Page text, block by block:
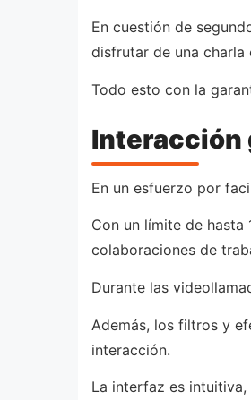
En cuestión de
disfrutar de una charla
Todo esto con la
Interacción
En un esfuerzo por
Con un límite de hasta
colaboraciones de
Durante las
Además, los filtros y
interacción.
La interfaz es